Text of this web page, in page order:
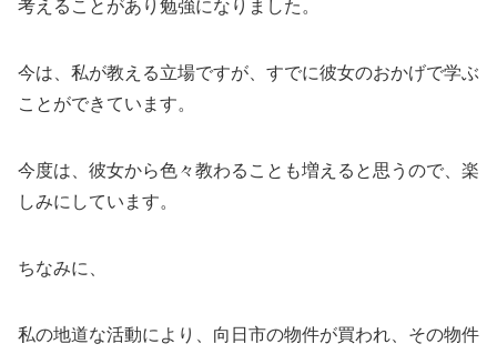
考えることがあり勉強になりました。
今は、私が教える立場ですが、すでに彼女のおかげで学ぶ
ことができています。
今度は、彼女から色々教わることも増えると思うので、楽
しみにしています。
ちなみに、
私の地道な活動により、向日市の物件が買われ、その物件